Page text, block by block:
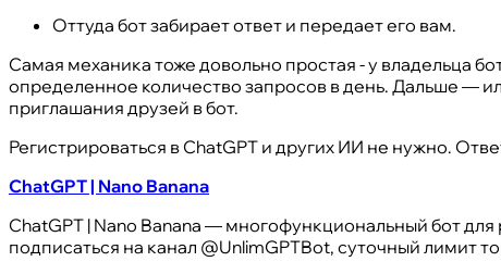
Оттуда бот забирает ответ и передает его вам.
Самая механика тоже довольно простая - у владельца
определенное количество запросов в день. Дальше —
приглашания друзей в бот.
Регистрироваться в ChatGPT и других ИИ не нужно.
ChatGPT | Nano Banana
ChatGPT | Nano Banana — многофункциональный бот
подписаться на канал @UnlimGPTBot, суточный лимит